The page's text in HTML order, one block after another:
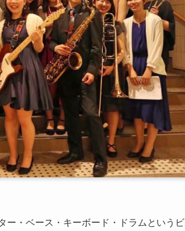
ー・ベース・キーボード・ドラムというビ